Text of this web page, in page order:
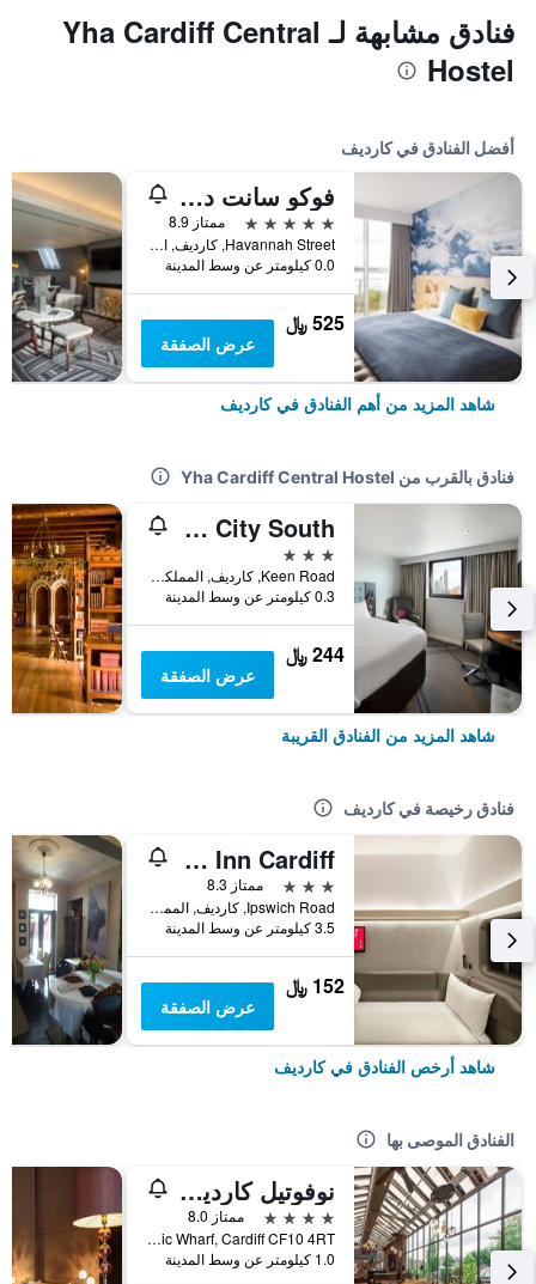
فنادق مشابهة لـ Yha Cardiff Central
Hostel
أفضل الفنادق في كارديف
فوكو سانت ديفيدز كارديف بي آيتش جي
5 نجوم
ممتاز 8.9
Havannah Street, كارديف, المملكة المتحدة
0.0 كيلومتر عن وسط المدينة
525 ﷼
عرض الصفقة
شاهد المزيد من أهم الفنادق في كارديف
فنادق بالقرب من Yha Cardiff Central Hostel
Premier Inn Cardiff City South
3 نجوم
Keen Road, كارديف, المملكة المتحدة
0.3 كيلومتر عن وسط المدينة
244 ﷼
عرض الصفقة
شاهد المزيد من الفنادق القريبة
فنادق رخيصة في كارديف
Zip By Premier Inn Cardiff
3 نجوم
ممتاز 8.3
Ipswich Road, كارديف, المملكة المتحدة
3.5 كيلومتر عن وسط المدينة
152 ﷼
عرض الصفقة
شاهد أرخص الفنادق في كارديف
الفنادق الموصى بها
نوفوتيل كارديف سنتر
4 نجوم
ممتاز 8.0
Schooner Way, Atlantic Wharf, Cardiff CF10 4RT, كارديف, المملكة المتحدة
1.0 كيلومتر عن وسط المدينة